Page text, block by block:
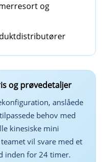
og
og prøvedetaljer
anslåede
behov med
kinesiske mini
vil svare med et
inden for 24 timer.